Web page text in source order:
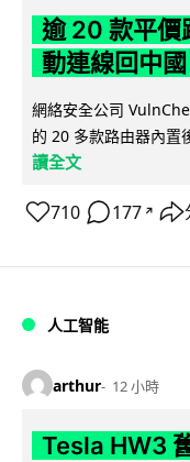
逾 20 款平價
動連線回中
網絡安全公司
的 20 多款路由器內
讀全文
710 177 ↗
人工智能
arthur 12 小時
Tesla HW3